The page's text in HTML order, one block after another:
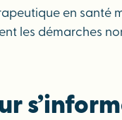
en santé
les démarches